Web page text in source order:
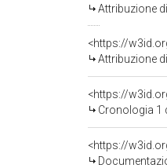
Attribuzione
<https://
Attribuzione
<https://
Cronologia 1
<https://